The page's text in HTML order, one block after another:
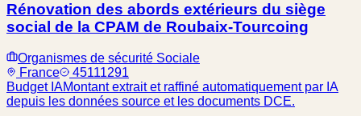
Rénovation des abords extérieurs du siège
social de la CPAM de Roubaix-Tourcoing
Organismes de sécurité Sociale
France
45111291
Budget IAMontant extrait et raffiné automatiquement par IA
depuis les données source et les documents DCE.